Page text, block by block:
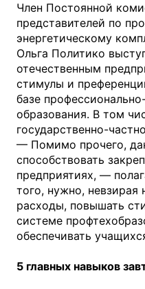
Член Постоянной
представителей по
энергетическому
Ольга Политико
отечественным
стимулы и
базе
образования. В том
государственно-
— Помимо прочего,
способствовать
предприятиях, —
того, нужно, невзирая
расходы, повышать
системе
обеспечивать
5 главных навыков